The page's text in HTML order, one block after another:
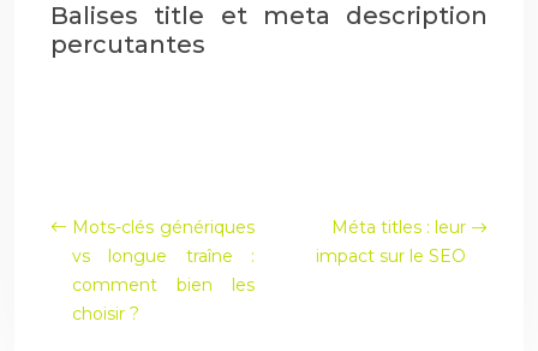
Balises title et meta description
percutantes
Mots-clés génériques
vs longue traîne :
comment bien les
choisir ?
Méta titles : leur
impact sur le SEO